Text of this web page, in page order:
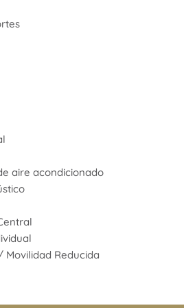
aire acondicionado
Movilidad Reducida